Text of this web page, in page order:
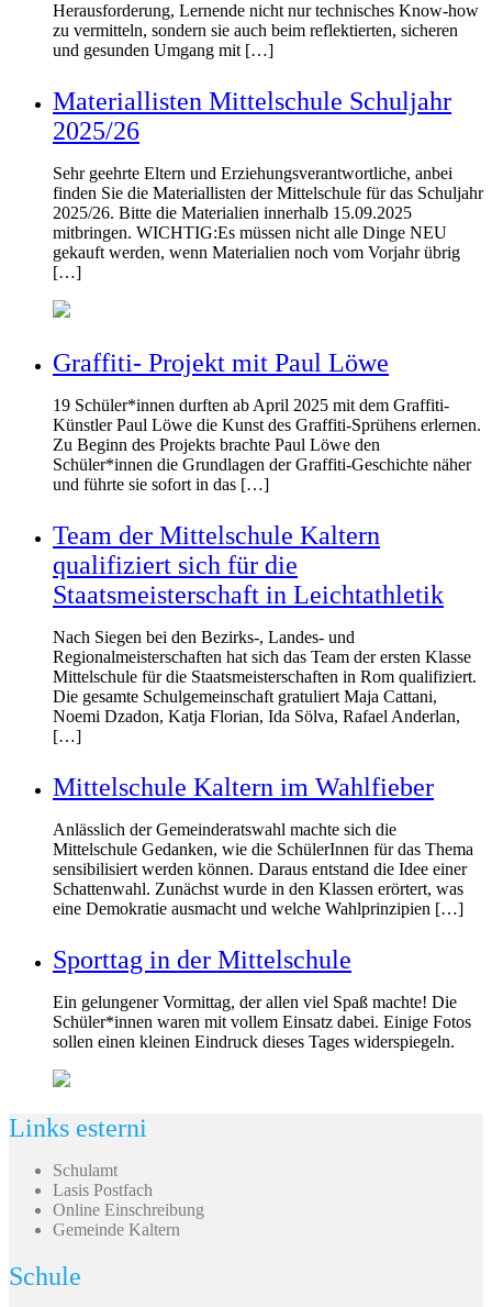
Herausforderung, Lernende nicht nur technisches Know-how
zu vermitteln, sondern sie auch beim reflektierten, sicheren
und gesunden Umgang mit […]
Materiallisten Mittelschule Schuljahr
2025/26
Sehr geehrte Eltern und Erziehungsverantwortliche, anbei
finden Sie die Materiallisten der Mittelschule für das Schuljahr
2025/26. Bitte die Materialien innerhalb 15.09.2025
mitbringen. WICHTIG:Es müssen nicht alle Dinge NEU
gekauft werden, wenn Materialien noch vom Vorjahr übrig
[…]
Graffiti- Projekt mit Paul Löwe
19 Schüler*innen durften ab April 2025 mit dem Graffiti-
Künstler Paul Löwe die Kunst des Graffiti-Sprühens erlernen.
Zu Beginn des Projekts brachte Paul Löwe den
Schüler*innen die Grundlagen der Graffiti-Geschichte näher
und führte sie sofort in das […]
Team der Mittelschule Kaltern
qualifiziert sich für die
Staatsmeisterschaft in Leichtathletik
Nach Siegen bei den Bezirks-, Landes- und
Regionalmeisterschaften hat sich das Team der ersten Klasse
Mittelschule für die Staatsmeisterschaften in Rom qualifiziert.
Die gesamte Schulgemeinschaft gratuliert Maja Cattani,
Noemi Dzadon, Katja Florian, Ida Sölva, Rafael Anderlan,
[…]
Mittelschule Kaltern im Wahlfieber
Anlässlich der Gemeinderatswahl machte sich die
Mittelschule Gedanken, wie die SchülerInnen für das Thema
sensibilisiert werden können. Daraus entstand die Idee einer
Schattenwahl. Zunächst wurde in den Klassen erörtert, was
eine Demokratie ausmacht und welche Wahlprinzipien […]
Sporttag in der Mittelschule
Ein gelungener Vormittag, der allen viel Spaß machte! Die
Schüler*innen waren mit vollem Einsatz dabei. Einige Fotos
sollen einen kleinen Eindruck dieses Tages widerspiegeln.
Links esterni
Schulamt
Lasis Postfach
Online Einschreibung
Gemeinde Kaltern
Schule